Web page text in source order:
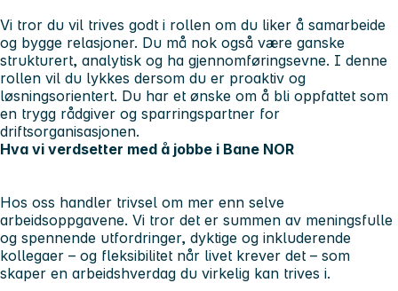
Vi tror du vil trives godt i rollen om du liker å samarbeide
og bygge relasjoner. Du må nok også være ganske
strukturert, analytisk og ha gjennomføringsevne. I denne
rollen vil du lykkes dersom du er proaktiv og
løsningsorientert. Du har et ønske om å bli oppfattet som
en trygg rådgiver og sparringspartner for
driftsorganisasjonen.
Hva vi verdsetter med å jobbe i Bane NOR
Hos oss handler trivsel om mer enn selve
arbeidsoppgavene. Vi tror det er summen av meningsfulle
og spennende utfordringer, dyktige og inkluderende
kollegaer – og fleksibilitet når livet krever det – som
skaper en arbeidshverdag du virkelig kan trives i.